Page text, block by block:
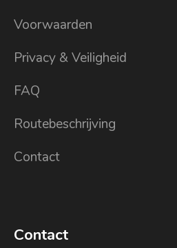
Voorwaarden
Privacy & Veiligheid
FAQ
Routebeschrijving
Contact
Contact